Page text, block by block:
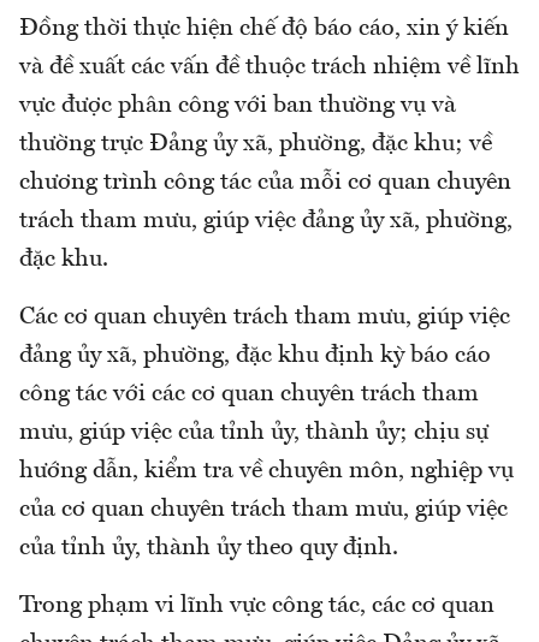
Đồng thời thực hiện chế độ báo cáo, xin ý kiến
và đề xuất các vấn đề thuộc trách nhiệm về lĩnh
vực được phân công với ban thường vụ và
thường trực Đảng ủy xã, phường, đặc khu; về
chương trình công tác của mỗi cơ quan chuyên
trách tham mưu, giúp việc đảng ủy xã, phường,
đặc khu.
Các cơ quan chuyên trách tham mưu, giúp việc
đảng ủy xã, phường, đặc khu định kỳ báo cáo
công tác với các cơ quan chuyên trách tham
mưu, giúp việc của tỉnh ủy, thành ủy; chịu sự
hướng dẫn, kiểm tra về chuyên môn, nghiệp vụ
của cơ quan chuyên trách tham mưu, giúp việc
của tỉnh ủy, thành ủy theo quy định.
Trong phạm vi lĩnh vực công tác, các cơ quan